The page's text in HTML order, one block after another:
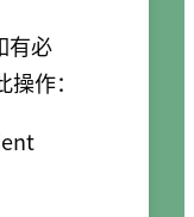
有必
作：